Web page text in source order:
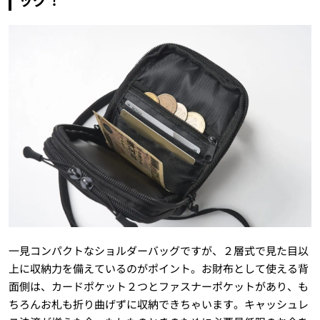
一見コンパクトなショルダーバッグですが、２層式で見た目以
上に収納力を備えているのがポイント。お財布として使える背
面側は、カードポケット２つとファスナーポケットがあり、も
ちろんお札も折り曲げずに収納できちゃいます。キャッシュレ